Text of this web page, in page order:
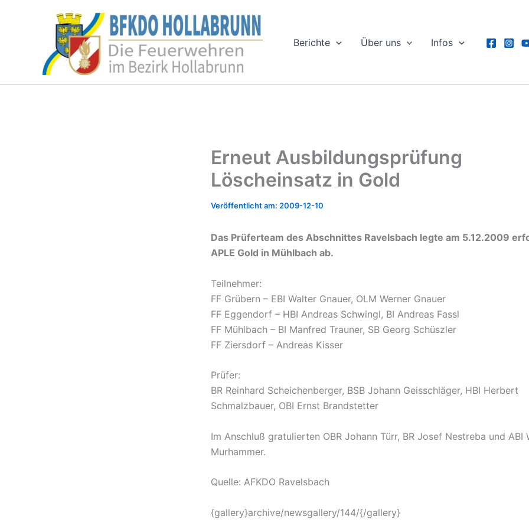
Berichte Über uns Infos
Erneut Ausbildungsprüfung
Löscheinsatz in Gold
2009-12-10
Das Prüferteam des Abschnittes Ravelsbach legte am 5.12.2009
APLE Gold in Mühlbach ab.
Teilnehmer:
FF Grübern – EBI Walter Gnauer, OLM Werner Gnauer
FF Eggendorf – HBI Andreas Schwingl, BI Andreas Fassl
FF Mühlbach – BI Manfred Trauner, SB Georg Schüszler
FF Ziersdorf – Andreas Kisser
Prüfer:
BR Reinhard Scheichenberger, BSB Johann Geisschläger, HBI Herbert
Schmalzbauer, OBI Ernst Brandstetter
Im Anschluß gratulierten OBR Johann Türr, BR Josef Nestreba und ABI
Murhammer.
Quelle: AFKDO Ravelsbach
{gallery}archive/newsgallery/144/{/gallery}